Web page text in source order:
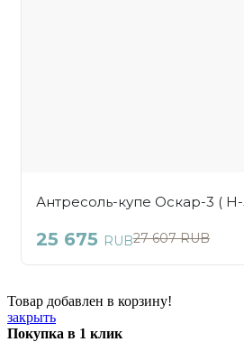
Товар добавлен в корзину!
закрыть
Покупка в 1 клик